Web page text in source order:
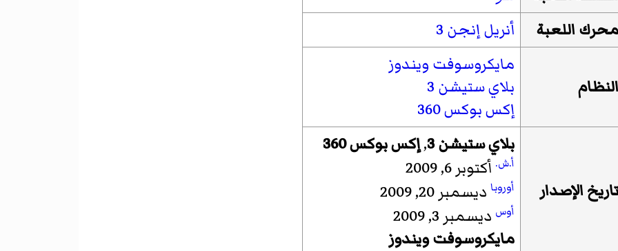
محرك اللعبة
أنريل إنجن 3
النظام
مايكروسوفت ويندوز
بلاي ستيشن 3
إكس بوكس 360
تاریخ الإصدار
بلاي ستيشن 3 ,إكس بوكس 360
أ.ش. أكتوبر 6, 2009
أوروبا ديسمبر 20, 2009
أوس ديسمبر 3, 2009
مايكروسوفت ويندوز